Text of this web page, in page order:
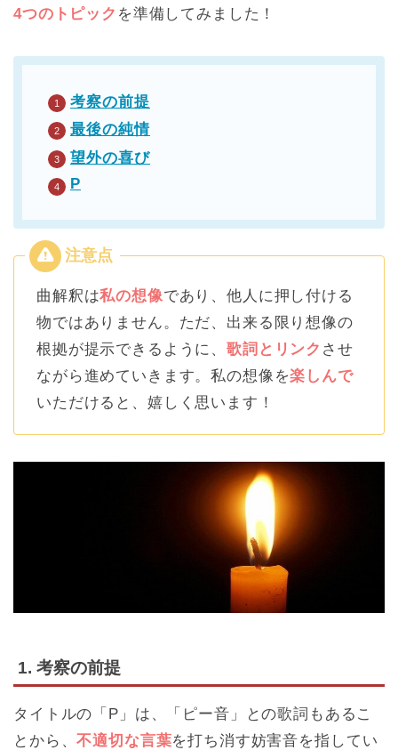
4つのトピック を準備してみました！
考察の前提
最後の純情
望外の喜び
P
曲解釈は私の想像であり、他人に押し付ける
物ではありません。ただ、出来る限り想像の
根拠が提示できるように、歌詞とリンク させ
ながら進めていきます。私の想像を楽しんで
いただけると、嬉しく思います！
1. 考察の前提
タイトルの「P」は、「ピー音」との歌詞もあるこ
とから、不適切な言葉を打ち消す妨害音を指してい